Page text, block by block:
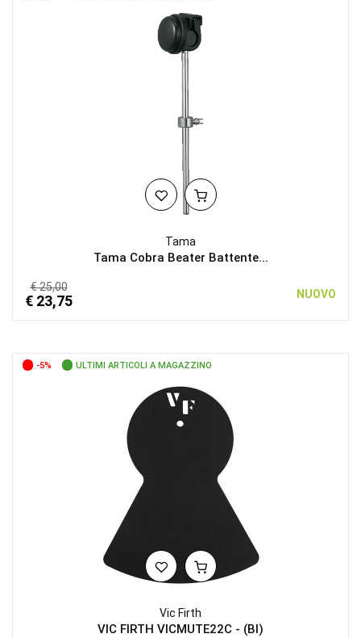
Tama
Tama Cobra Beater Battente...
€ 25,00
€ 23,75 NUOVO
-5% ULTIMI ARTICOLI A MAGAZZINO
Vic Firth
VIC FIRTH VICMUTE22C - (BI)